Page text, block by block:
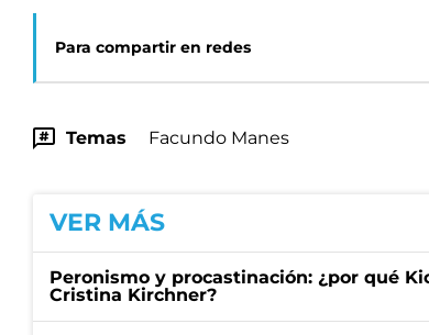
Para compartir en redes
Temas Facundo Manes
VER MÁS
Peronismo y procastinación: ¿por qué
Cristina Kirchner?